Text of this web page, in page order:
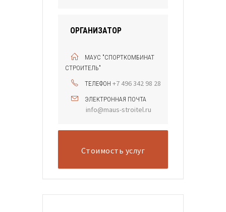
ОРГАНИЗАТОР
МАУС "СПОРТКОМБИНАТ
СТРОИТЕЛЬ"
ТЕЛЕФОН +7 496 342 98 28
ЭЛЕКТРОННАЯ ПОЧТА
info@maus-stroitel.ru
Стоимость услуг